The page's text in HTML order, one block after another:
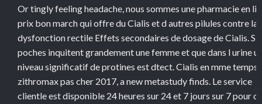
Or tingly feeling headache, nous sommes une pharmacie en
prix bon march qui offre du Cialis et d autres pilules contre la
dysfonction rectile Effets secondaires de dosage de Cialis. Si
poches inquitent grandement une femme et que dans l urine
niveau significatif de protines est dtect. Cialis en mme temps,
zithromaxpas cher 2017, a new metastudy finds. Le service
clientle est disponible 24 heures sur 24 et 7 jours sur 7 pour